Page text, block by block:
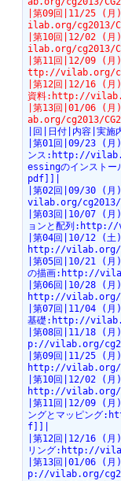
|第09回|11/25 (
ilab.org/cg2013/
|第10回|12/02 (
ilab.org/cg2013/
|第11回|12/09 (月
ttp://vilab.org/
|第12回|12/16 (
資料:http://
|第13回|01/06 (
ab.org/cg2013/
|回|日付|内容|実施
|第01回|09/23 (月
ンス:http://
essingのインスト
pdf]]|
|第02回|09/30 (
vilab.org/cg2013/
|第03回|10/07 (月
ョンと配列
|第04回|10/12 (土
http://vilab.org/
|第05回|10/21 (月
の描画:http://
|第06回|10/28 (月
http://vilab.org/
|第07回|11/04 (月
基礎:http://
|第08回|11/18 (月
p://vilab.org/
|第09回|11/25 (月
http://vilab.org/
|第10回|12/02 (月
http://vilab.org/
|第11回|12/09 (月
ングとマッピング
f]]|
|第12回|12/16 (
リング:http://
|第13回|01/06 (月
p://vilab.org/